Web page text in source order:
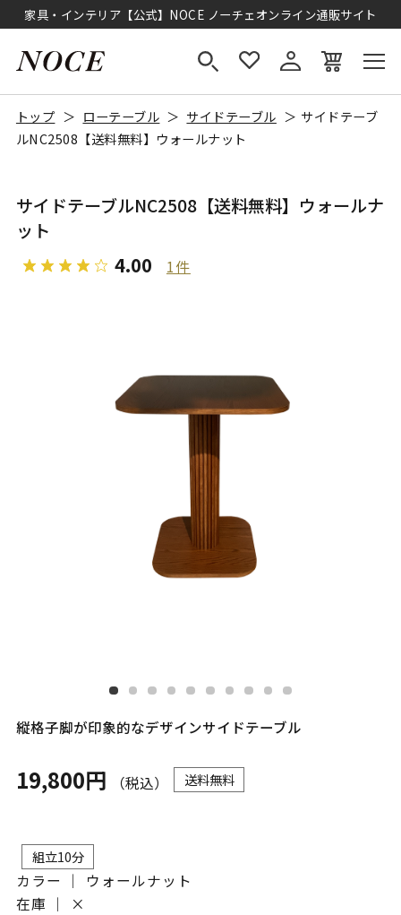
家具・インテリア【公式】NOCE ノーチェオンライン通販サイト
トップ ローテーブル サイドテーブル
サイドテーブ
ルNC2508【送料無料】ウォールナット
サイドテーブルNC2508【送料無料】ウォールナ
ット
4.00 1件
縦格子脚が印象的なデザインサイドテーブル
19,800円 （税込） 送料無料
組立10分
カラー ｜ ウォールナット
在庫 ｜
×